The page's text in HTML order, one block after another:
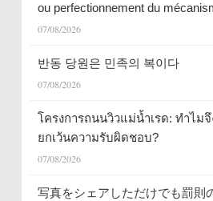
ou perfectionnement du
07/08/2026
반동 당원은 민족의 복이다
07/08/2026
โครงการถนนวิวแม่น้ำเรด: ทำไม
ยกเว้นความรับผิดชอบ?
07/08/2026
写真をシェアしただけでも罰則